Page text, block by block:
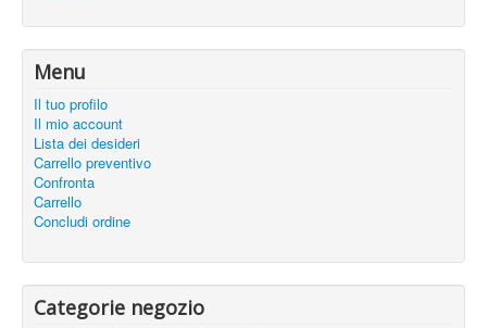
Menu
Il tuo profilo
Il mio account
Lista dei desideri
Carrello preventivo
Confronta
Carrello
Concludi ordine
Categorie negozio